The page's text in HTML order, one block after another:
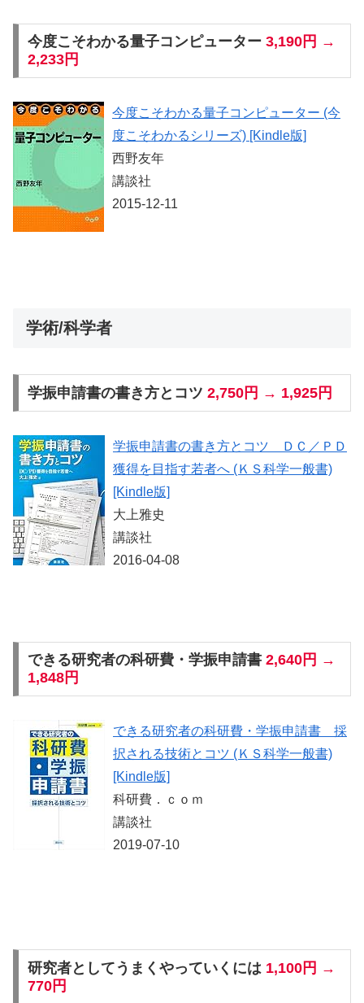
今度こそわかる量子コンピューター 3,190円 →
2,233円
今度こそわかる量子コンピューター (今
度こそわかるシリーズ) [Kindle版]
西野友年
講談社
2015-12-11
学術/科学者
学振申請書の書き方とコツ 2,750円 → 1,925円
学振申請書の書き方とコツ ＤＣ／ＰＤ
獲得を目指す若者へ (ＫＳ科学一般書)
[Kindle版]
大上雅史
講談社
2016-04-08
できる研究者の科研費・学振申請書 2,640円 →
1,848円
できる研究者の科研費・学振申請書 採
択される技術とコツ (ＫＳ科学一般書)
[Kindle版]
科研費．ｃｏｍ
講談社
2019-07-10
研究者としてうまくやっていくには 1,100円 →
770円